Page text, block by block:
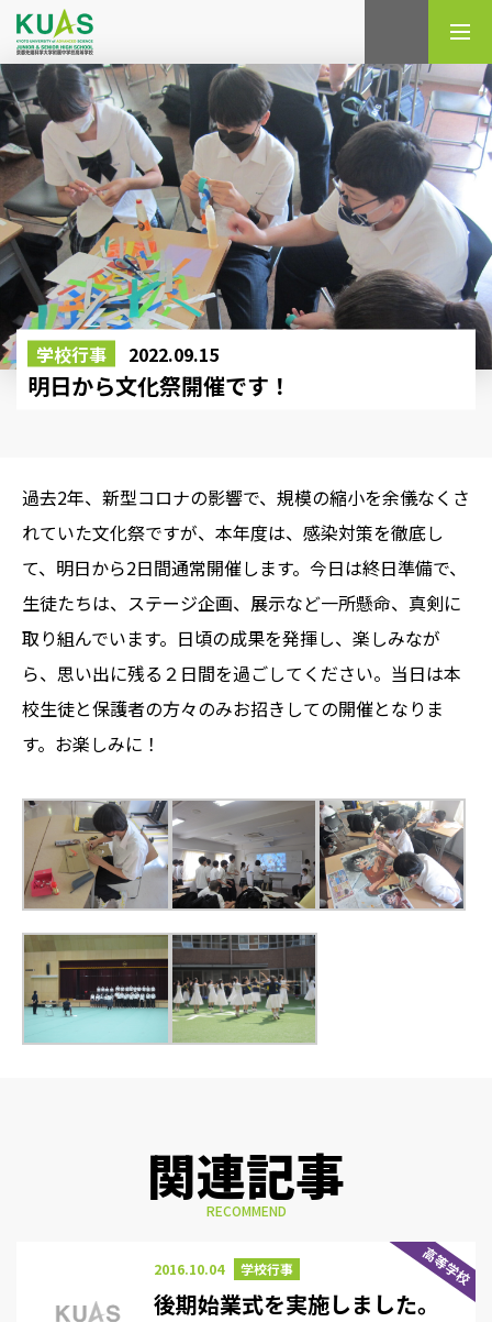
検索
学校行事 2022.09.15
明日から文化祭開催です！
過去2年、新型コロナの影響で、規模の縮小を余儀なくさ
れていた文化祭ですが、本年度は、感染対策を徹底し
て、明日から2日間通常開催します。今日は終日準備で、
生徒たちは、ステージ企画、展示など一所懸命、真剣に
取り組んでいます。日頃の成果を発揮し、楽しみなが
ら、思い出に残る２日間を過ごしてください。当日は本
校生徒と保護者の方々のみお招きしての開催となりま
す。お楽しみに！
関連記事
RECOMMEND
高等学校
2016.10.04 学校行事
後期始業式を実施しました。